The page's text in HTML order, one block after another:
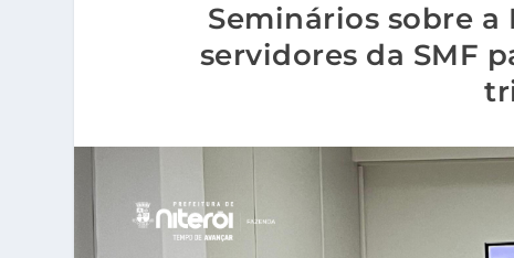
Seminários sobre
servidores da SMF